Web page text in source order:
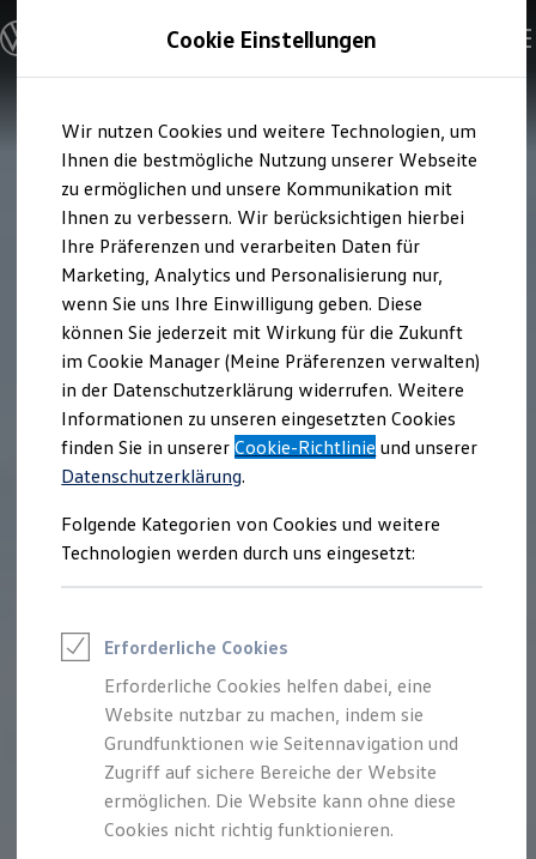
Hauptinhalt
springen
Footer
springen
Modelle und Konfigurator
Konfigurator
Modelle vergleichen
Elektroautos
ENERGY Sondermodelle
Nutzfahrzeuge
SUV und CUV
Familienautos
Kombis
Kompaktwagen
Sportwagen
Schnell verfügbare Fahrzeuge
Angebote und Produkte
Aktuelle Angebote
E-Auto-Förderung
Volkswagen Marktplatz
Die ENERGY Sondermodelle
Junge Gebrauchtwagen und Gebrauchtwagen
Volkswagen Zertifizierte Gebrauchtwagen
Elektromobilität bei Gebrauchtwagen
Saisonangebote
Reifenpakete
Leasing
Leasing-Angebote
Elektroauto Leasing
Kleinwagen-Leasing
Leasing ohne Anzahlung
Finanzierung
Autokredit mit Schlussrate
Versicherungen und Garantien
Kfz-Versicherung
Restschuldversicherungen
Garantien
Cookie Einstellungen
Wir nutzen Cookies und weitere Technologien, um
Ihnen die bestmögliche Nutzung unserer Webseite
zu ermöglichen und unsere Kommunikation mit
Ihnen zu verbessern. Wir berücksichtigen hierbei
Ihre Präferenzen und verarbeiten Daten für
Marketing, Analytics und Personalisierung nur,
wenn Sie uns Ihre Einwilligung geben. Diese
können Sie jederzeit mit Wirkung für die Zukunft
im Cookie Manager (Meine Präferenzen verwalten)
in der Datenschutzerklärung widerrufen. Weitere
Informationen zu unseren eingesetzten Cookies
finden Sie in unsererCookie-Richtlinie und unserer
Datenschutzerklärung.
Folgende Kategorien von Cookies und weitere
Technologien werden durch uns eingesetzt:
Erforderliche Cookies
Erforderliche Cookies helfen dabei, eine
Website nutzbar zu machen, indem sie
Grundfunktionen wie Seitennavigation und
Zugriff auf sichere Bereiche der Website
ermöglichen. Die Website kann ohne diese
Cookies nicht richtig funktionieren.